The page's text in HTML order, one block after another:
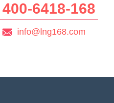
400-6418-168
info@lng168.com